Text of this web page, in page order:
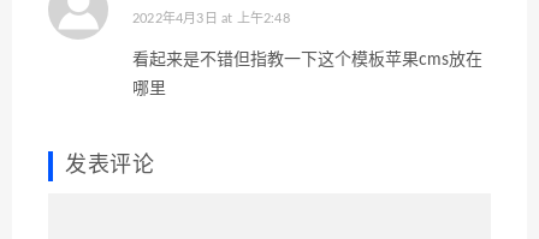
2022年4月3日 at 上午2:48
看起来是不错但指教一下这个模板苹果cms放在
哪里
发表评论